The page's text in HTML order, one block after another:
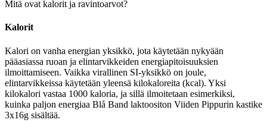
Mitä ovat kalorit ja ravintoarvot?
Kalorit
Kalori on vanha energian yksikkö, jota käytetään nykyään
pääasiassa ruoan ja elintarvikkeiden energiapitoisuuksien
ilmoittamiseen. Vaikka virallinen SI-yksikkö on joule,
elintarvikkeissa käytetään yleensä kilokaloreita (kcal). Yksi
kilokalori vastaa 1000 kaloria, ja sillä ilmoitetaan esimerkiksi,
kuinka paljon energiaa Blå Band laktoositon Viiden Pippurin kastike
3x16g sisältää.